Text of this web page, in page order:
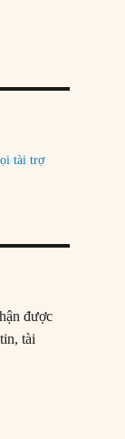
tài trợ
được
tài